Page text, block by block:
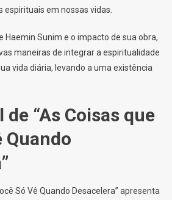
em nossas vidas.
Haemin Sunim e o impacto de sua obra,
maneiras de integrar a espiritualidade
vida diária, levando a uma existência
de “As Coisas que
Quando
Só Vê Quando Desacelera” apresenta